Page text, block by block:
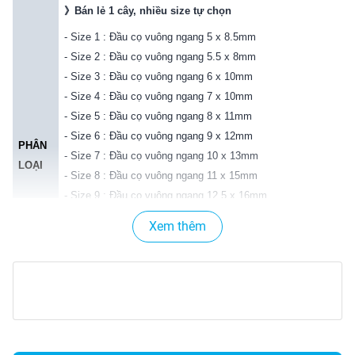
PHÂN
LOẠI
》 Bán lẻ 1 cây, nhiều size tự chọn
- Size 1 : Đầu cọ vuông ngang 5 x 8.5mm
- Size 2 : Đầu cọ vuông ngang 5.5 x 8mm
- Size 3 : Đầu cọ vuông ngang 6 x 10mm
- Size 4 : Đầu cọ vuông ngang 7 x 10mm
- Size 5 : Đầu cọ vuông ngang 8 x 11mm
- Size 6 : Đầu cọ vuông ngang 9 x 12mm
- Size 7 : Đầu cọ vuông ngang 10 x 13mm
- Size 8 : Đầu cọ vuông ngang 11 x 15mm
- Size 9 : Đầu cọ vuông ngang 12.5 x 16mm
- Size 10 : Đầu cọ vuông ngang 14 x 18mm
- Size 11 : Đầu cọ vuông ngang 16 x 19mm
Xem thêm